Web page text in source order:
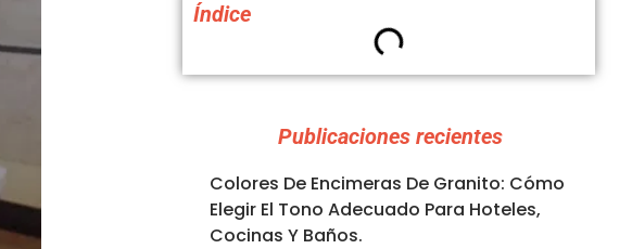
IT
NL
RU
Índice
Publicaciones recientes
Colores De Encimeras De Granito: Cómo
Elegir El Tono Adecuado Para Hoteles,
Cocinas Y Baños.